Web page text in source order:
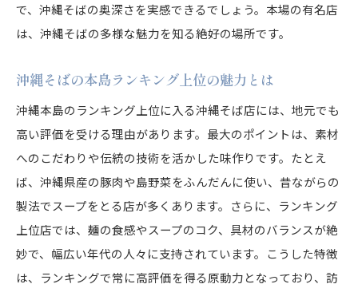
で、沖縄そばの奥深さを実感できるでしょう。本場の有名店
は、沖縄そばの多様な魅力を知る絶好の場所です。
沖縄そばの本島ランキング上位の魅力とは
沖縄本島のランキング上位に入る沖縄そば店には、地元でも
高い評価を受ける理由があります。最大のポイントは、素材
へのこだわりや伝統の技術を活かした味作りです。たとえ
ば、沖縄県産の豚肉や島野菜をふんだんに使い、昔ながらの
製法でスープをとる店が多くあります。さらに、ランキング
上位店では、麺の食感やスープのコク、具材のバランスが絶
妙で、幅広い年代の人々に支持されています。こうした特徴
は、ランキングで常に高評価を得る原動力となっており、訪